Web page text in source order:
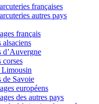
françaises
autres pays
français
alsaciens
d’Auvergne
corses
Limousin
de Savoie
européens
des autres pays